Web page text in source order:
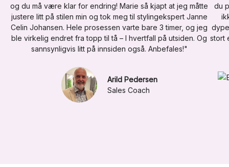
og du må være klar for endring! Marie så kjapt at jeg måtte
justere litt på stilen min og tok meg til stylingekspert Janne
Celin Johansen. Hele prosessen varte bare 3 timer, og jeg
ble virkelig endret fra topp til tå – I hvertfall på utsiden. Og
sannsynligvis litt på innsiden også. Anbefales!"
Arild Pedersen
Sales Coach
du
stort